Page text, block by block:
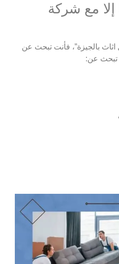
مع شركة
بالجيزة”، فأنت تبحث عن
تبحث عن: